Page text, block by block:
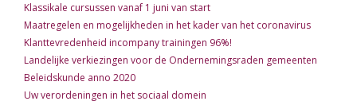
Klassikale cursussen vanaf 1 juni van start
Maatregelen en mogelijkheden in het kader van het coronavirus
Klanttevredenheid incompany trainingen 96%!
Landelijke verkiezingen voor de Ondernemingsraden gemeenten
Beleidskunde anno 2020
Uw verordeningen in het sociaal domein